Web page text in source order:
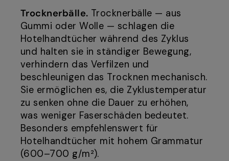
Trocknerbälle. Trocknerbälle — aus
Gummi oder Wolle — schlagen die
Hotelhandtücher während des Zyklus
und halten sie in ständiger Bewegung,
verhindern das Verfilzen und
beschleunigen das Trocknen mechanisch.
Sie ermöglichen es, die Zyklustemperatur
zu senken ohne die Dauer zu erhöhen,
was weniger Faserschäden bedeutet.
Besonders empfehlenswert für
Hotelhandtücher mit hohem Grammatur
(600–700 g/m²).